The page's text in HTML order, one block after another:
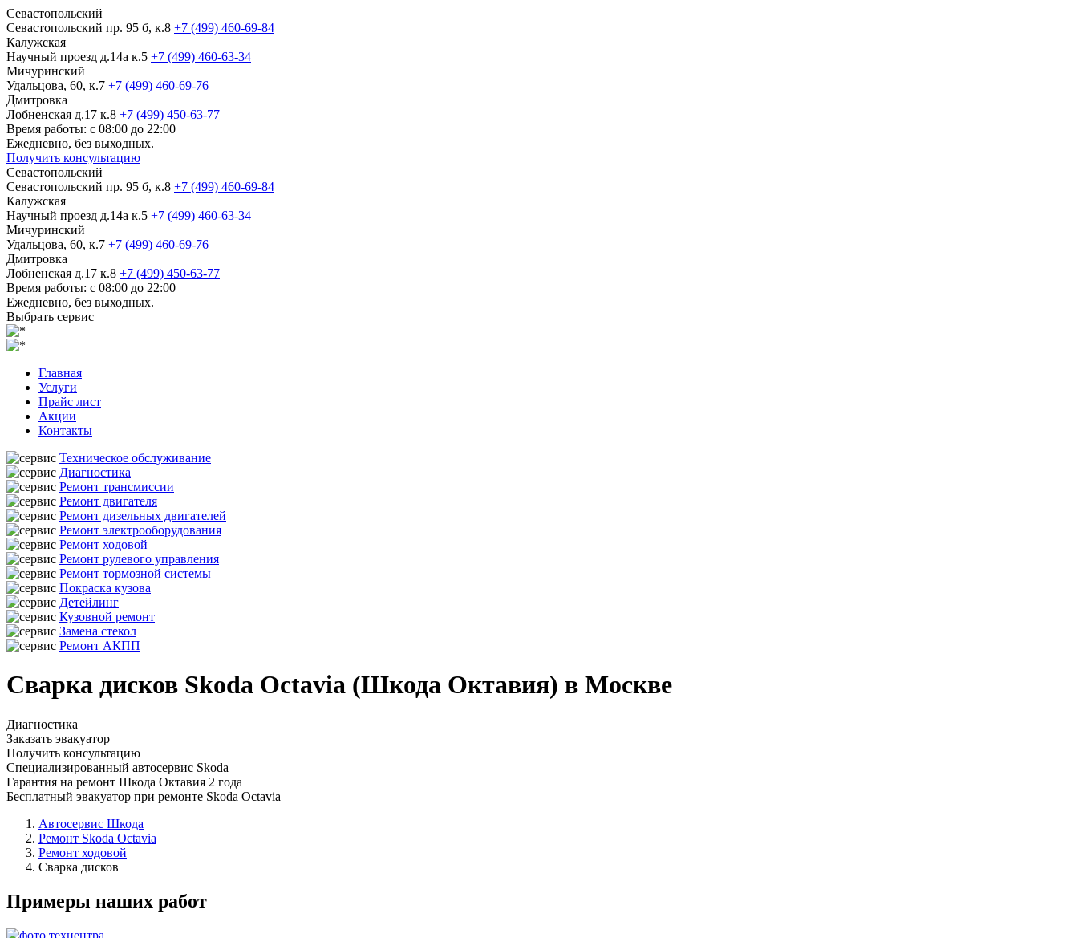
Севастопольский
Севастопольский пр. 95 б, к.8 +7 (499) 460-69-84
Калужская
Научный проезд д.14а к.5 +7 (499) 460-63-34
Мичуринский
Удальцова, 60, к.7 +7 (499) 460-69-76
Дмитровка
Лобненская д.17 к.8 +7 (499) 450-63-77
Время работы: с 08:00 до 22:00
Ежедневно, без выходных.
Получить консультацию
Севастопольский
Севастопольский пр. 95 б, к.8 +7 (499) 460-69-84
Калужская
Научный проезд д.14а к.5 +7 (499) 460-63-34
Мичуринский
Удальцова, 60, к.7 +7 (499) 460-69-76
Дмитровка
Лобненская д.17 к.8 +7 (499) 450-63-77
Время работы: с 08:00 до 22:00
Ежедневно, без выходных.
Выбрать сервис
Главная
Услуги
Прайс лист
Акции
Контакты
Техническое обслуживание
Диагностика
Ремонт трансмиссии
Ремонт двигателя
Ремонт дизельных двигателей
Ремонт электрооборудования
Ремонт ходовой
Ремонт рулевого управления
Ремонт тормозной системы
Покраска кузова
Детейлинг
Кузовной ремонт
Замена стекол
Ремонт АКПП
Сварка дисков Skoda Octavia (Шкода Октавия) в Москве
Диагностика
Заказать эвакуатор
Получить консультацию
Специализированный автосервис Skoda
Гарантия на ремонт Шкода Октавия 2 года
Бесплатный эвакуатор при ремонте Skoda Octavia
Автосервис Шкода
Ремонт Skoda Octavia
Ремонт ходовой
Сварка дисков
Примеры наших работ